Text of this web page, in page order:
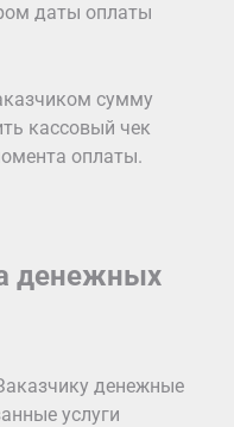
даты оплаты
сумму
кассовый чек
оплаты.
денежных
денежные
услуги